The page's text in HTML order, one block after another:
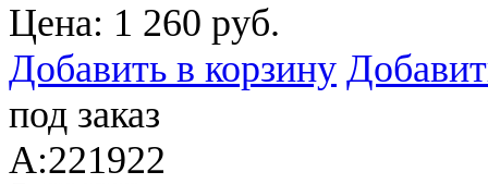
Цена: 1 260 руб.
Добавить в корзину
под заказ
A:221922